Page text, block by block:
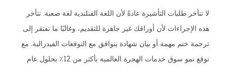
لا تتأخر طلبات التأشيرة عادةً لأن اللغة الفنلندية لغة صعبة. تتأخر
هذه الإجراءات لأن أوراقك غير جاهزة للتقديم، وغالبًا ما تفتقر إلى
ترجمة ختم مهمة أو بيان شهادة يتوافق مع التوقعات الفيدرالية. مع
توقع نمو سوق خدمات الهجرة العالمية بأكثر من 12٪ بحلول عام